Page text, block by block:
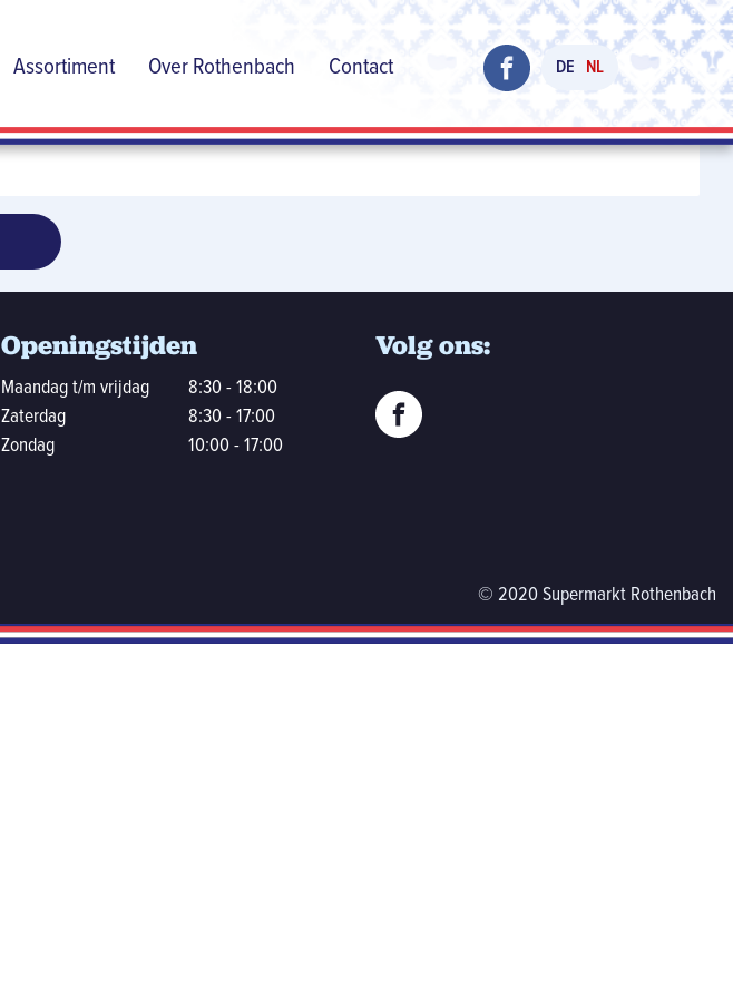
Assortiment Over Rothenbach Contact DE NL
Openingstijden
Maandag t/m vrijdag
8:30 - 18:00
Zaterdag
8:30 - 17:00
Zondag
10:00 - 17:00
Volg ons:
© 2020 Supermarkt Rothenbach